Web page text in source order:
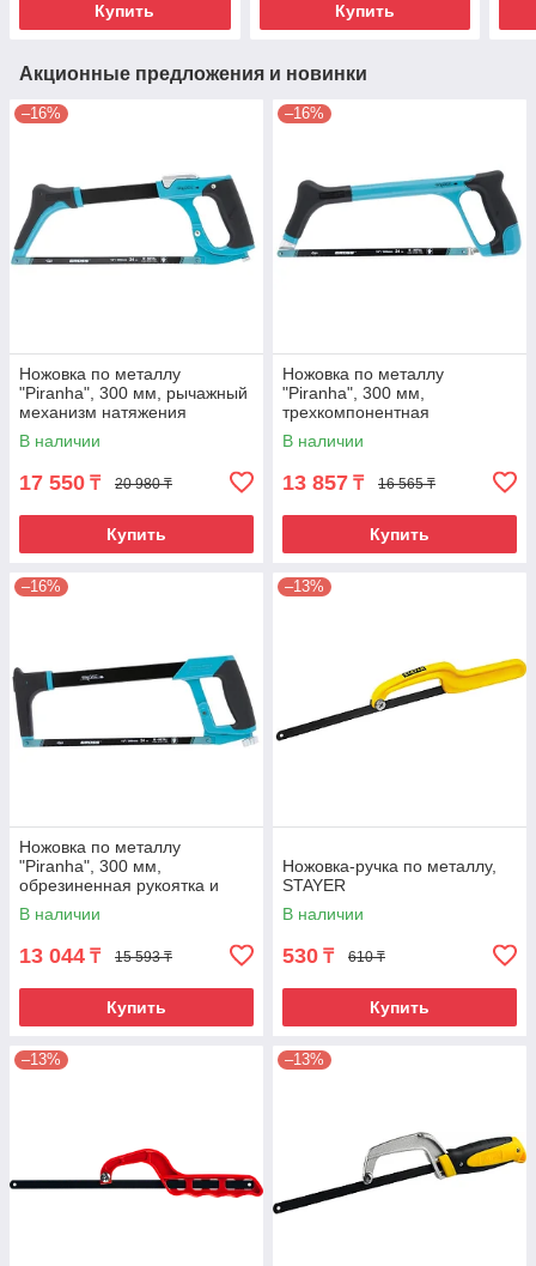
Купить Купить
Акционные предложения и новинки
–16%
Ножовка по металлу
"Piranha", 300 мм, рычажный
механизм натяжения
полотна Gross
В наличии
17 550 ₸ 20 980 ₸
Купить
–16%
Ножовка по металлу
"Piranha", 300 мм,
трехкомпонентная
металлопластиковая рамка
Gross
В наличии
13 857 ₸ 16 565 ₸
Купить
–16%
Ножовка по металлу
"Piranha", 300 мм,
обрезиненная рукоятка и
захват Gross
В наличии
13 044 ₸ 15 593 ₸
Купить
–13%
Ножовка-ручка по металлу,
STAYER
В наличии
530 ₸ 610 ₸
Купить
–13% –13%